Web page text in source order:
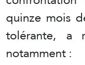
quinze mois
tolérante, a
notamment :